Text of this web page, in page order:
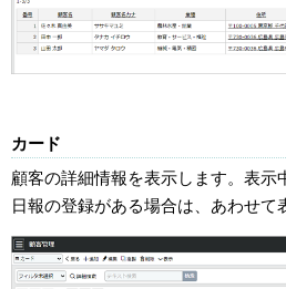
カード
顧客の詳細情報を表示します。表示
日報の登録がある場合は、あわせて